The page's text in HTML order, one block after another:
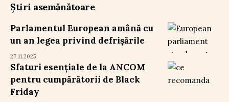
Știri asemănătoare
Parlamentul European amână cu
un an legea privind defrișările
27.11.2025
Sfaturi esențiale de la ANCOM
pentru cumpărătorii de Black
Friday